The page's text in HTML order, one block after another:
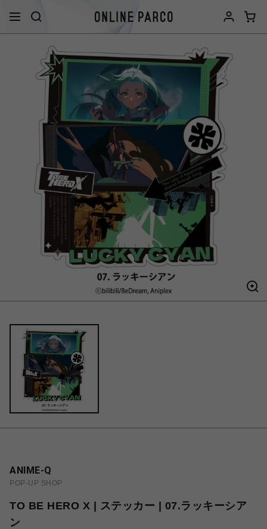
ANIME-Q
POP-UP SHOP
TO BE HERO X | ステッカー | 07.ラッキーシア
ン